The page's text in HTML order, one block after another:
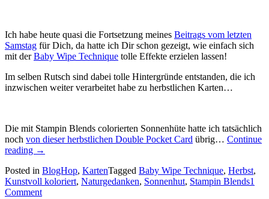
Ich habe heute quasi die Fortsetzung meines Beitrags vom letzten
Samstag für Dich, da hatte ich Dir schon gezeigt, wie einfach sich
mit derBaby Wipe Technique tolle Effekte erzielen lassen!
Im selben Rutsch sind dabei tolle Hintergründe entstanden, die ich
inzwischen weiter verarbeitet habe zu herbstlichen Karten…
Die mit Stampin Blends colorierten Sonnenhüte hatte ich tatsächlich
noch von dieser herbstlichen Double Pocket Card übrig… Continue
reading „Ein
herbstliche
Karten
mit
→
Posted in BlogHop, KartenTagged Baby Wipe Technique, Herbst,
Kunstvoll koloriert, Naturgedanken, Sonnenhut, Stampin Blends1
Comment